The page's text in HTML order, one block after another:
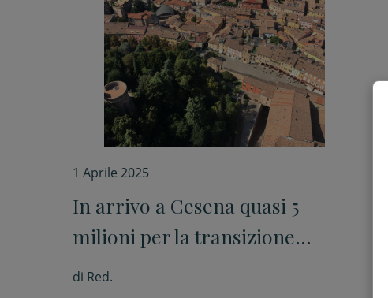
1 Aprile 2025
In arrivo a Cesena quasi 5
milioni per la transizione
energetica
di Red.